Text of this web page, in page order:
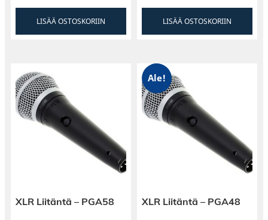
LISÄÄ OSTOSKORIIN LISÄÄ OSTOSKORIIN
XLR Liitäntä – PGA58
Ale!
XLR Liitäntä – PGA48